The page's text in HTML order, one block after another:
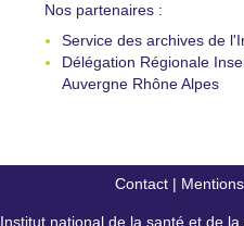
Nos partenaires :
Service des archives de
Délégation Régionale
Auvergne Rhône Alpes
Contact|
Institut national de la santé et de